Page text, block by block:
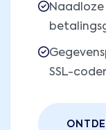
SSL-